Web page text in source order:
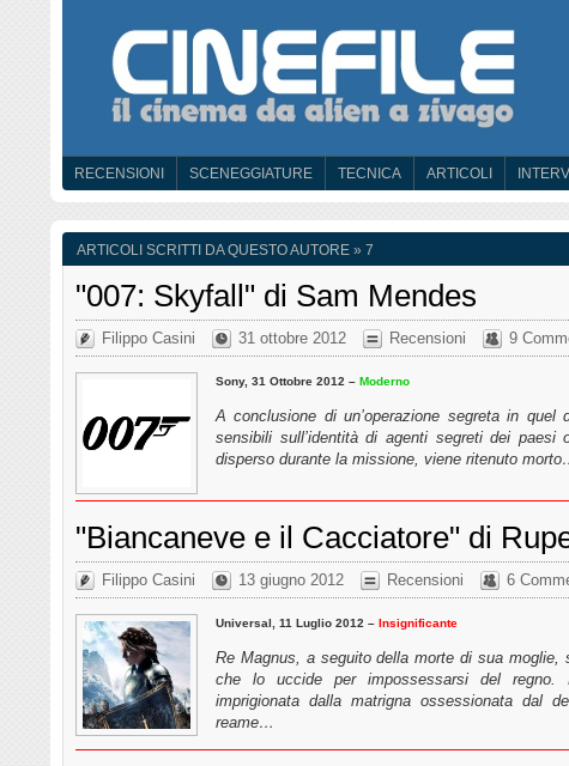
RECENSIONI SCENEGGIATURE TECNICA ARTICOLI
ARTICOLI SCRITTI DA QUESTO AUTORE » 7
"007: Skyfall" di Sam Mendes
Filippo Casini 31 ottobre 2012 Recensioni 9
Sony, 31 Ottobre 2012 – Moderno
A conclusione di un’operazione segreta in
sensibili sull’identità di agenti segreti dei paesi
disperso durante la missione, viene ritenuto
"Biancaneve e il Cacciatore" di
Filippo Casini 13 giugno 2012 Recensioni 6
Universal, 11 Luglio 2012 – Insignificante
Re Magnus, a seguito della morte di sua
che lo uccide per impossessarsi del regno.
imprigionata dalla matrigna ossessionata dal
reame…